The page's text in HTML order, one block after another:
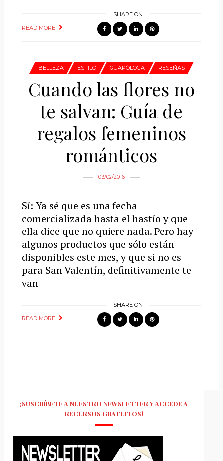
READ MORE
SHARE ON
BELLEZA ESTILO GUAPÓLOGA RESEÑAS
Cuando las flores no
te salvan: Guía de
regalos femeninos
románticos
03/02/2016
Sí: Ya sé que es una fecha
comercializada hasta el hastío y que
ella dice que no quiere nada. Pero hay
algunos productos que sólo están
disponibles este mes, y que si no es
para San Valentín, definitivamente te
van
READ MORE
SHARE ON
¡SUSCRÍBETE A NUESTRO NEWSLETTER Y ACCEDE A
RECURSOS GRATUITOS!